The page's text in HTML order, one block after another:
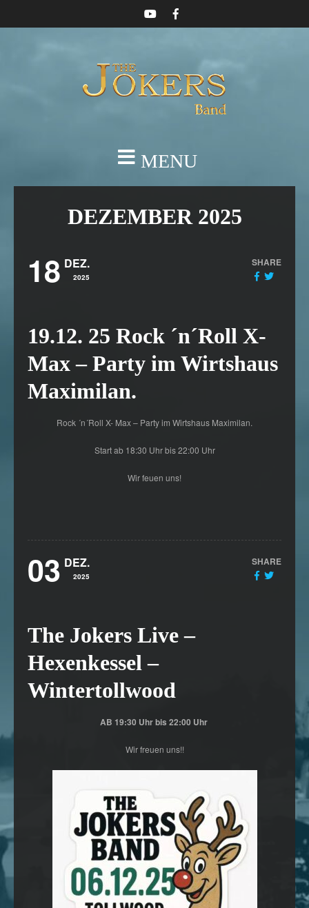
MENU
DEZEMBER 2025
18 DEZ.
2025
SHARE
19.12. 25 Rock ´n´Roll X-
Max – Party im Wirtshaus
Maximilan.
Rock ´n´Roll X- Max – Party im Wirtshaus Maximilan.
Start ab 18:30 Uhr bis 22:00 Uhr
Wir feuen uns!
03 DEZ.
2025
SHARE
The Jokers Live –
Hexenkessel –
Wintertollwood
AB 19:30 Uhr bis 22:00 Uhr
Wir freuen uns!!